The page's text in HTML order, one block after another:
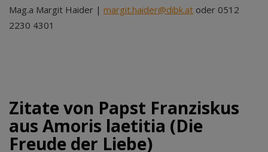
Mag.a Margit Haider | margit.haider@dibk.at oder 0512
2230 4301
Zitate von Papst Franziskus
aus Amoris laetitia (Die
Freude der Liebe)